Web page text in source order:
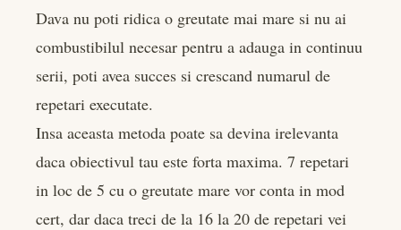
Dava nu poti ridica o greutate mai mare si nu ai
combustibilul necesar pentru a adauga in continuu
serii, poti avea succes si crescand numarul de
repetari executate.
Insa aceasta metoda poate sa devina irelevanta
daca obiectivul tau este forta maxima. 7 repetari
in loc de 5 cu o greutate mare vor conta in mod
cert, dar daca treci de la 16 la 20 de repetari vei